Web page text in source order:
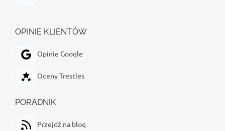
OPINIE KLIENTÓW
Opinie Google
Oceny Trestles
PORADNIK
Przejdź na blog